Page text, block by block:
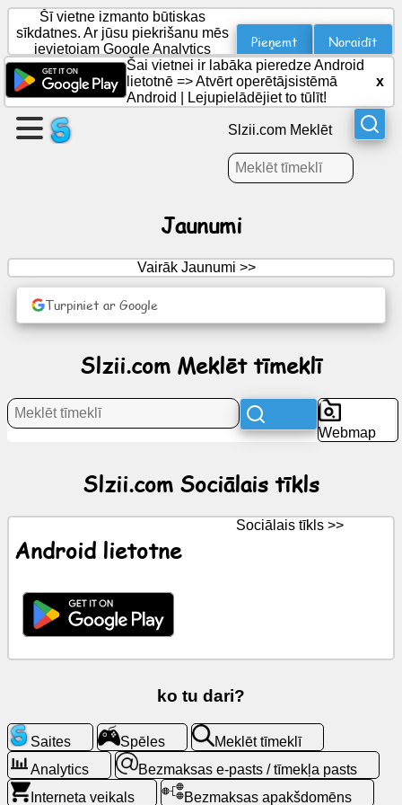
Izveidojiet
lapu
Izveidot
kārtība
tīkls
ChatGPT
Wiki
Meklēt
tīmeklī
Šī vietne izmanto būtiskas
sīkdatnes. Ar jūsu piekrišanu mēs
ievietojam Google Analytics
sīkfailus statistikai.
Pieņemt Noraidīt
Šai vietnei ir labāka pieredze Android
lietotnē =>Atvērt operētājsistēmā
Android
Lejupielādējiet to tūlīt!
x
Slzii.com Meklēt
Jaunumi
Vairāk Jaunumi >>
Turpiniet ar Google
Slzii.com Meklēt tīmeklī
Webmap
Slzii.com Sociālais tīkls
Android lietotne
Sociālais tīkls >>
ko tu dari?
Saites Spēles
Meklēt tīmeklī
Analytics
Bezmaksas e-pasts / tīmekļa pasts
Interneta veikals
Bezmaksas apakšdomēns